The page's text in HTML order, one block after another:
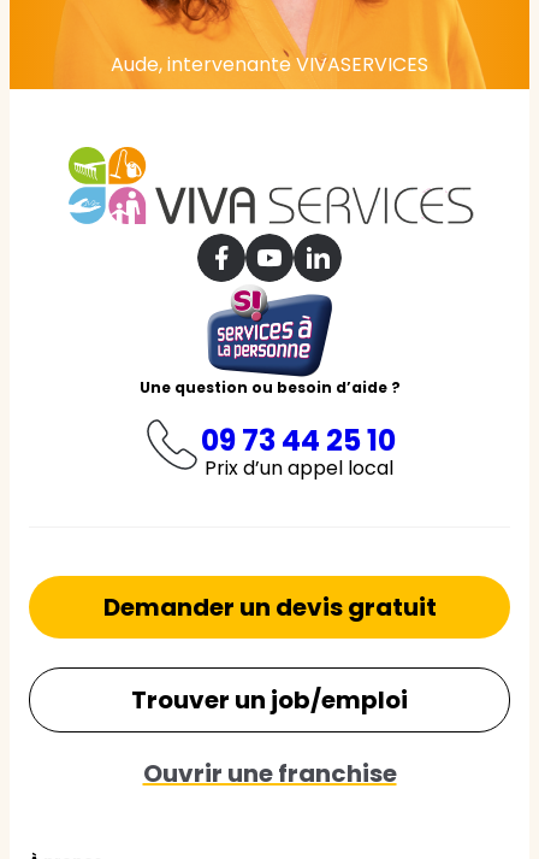
Aude, intervenante VIVASERVICES
Une question ou besoin d’aide ?
09 73 44 25 10
Prix d’un appel local
Demander un devis gratuit
Trouver un job/emploi
Ouvrir une franchise